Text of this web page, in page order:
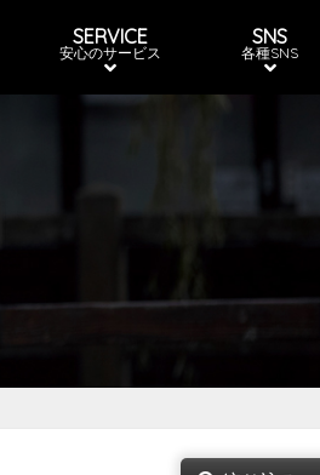
SERVICE
安心のサービス
SNS
各種SNS